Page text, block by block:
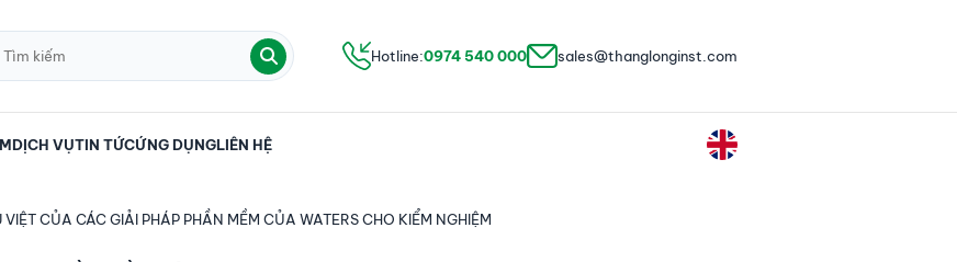
Hotline:0974 540 000 sales@thanglonginst.com
DỊCH VỤTIN TỨCỨNG DỤNGLIÊN HỆ
VIỆT CỦA CÁC GIẢI PHÁP PHẦN MỀM CỦA WATERS CHO KIỂM NGHIỆM